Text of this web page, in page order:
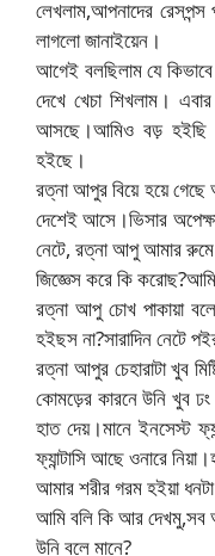
লেখলাম,আপনাদের
লাগলো জানাইয়েন।
আগেই বলছিলাম যে
দেখে খেচা শিখলাম।
আসছে।আমিও বড় হইছি
হইছে।
রত্না আপুর বিয়ে হয়ে
দেশেই আসে।ভিসার
নেটে, রত্না আপু আমার
জিজ্ঞেস করে কি
রত্না আপু চোখ পাকায়া
হইছস না?সারাদিন নেটে
রত্না আপুর চেহারাটা খুব
কোমড়ের কারনে উনি খুব
হাত দেয়।মানে ইনসেস্ট
ফ্যান্টাসি আছে ওনারে
আমার শরীর গরম হইয়া
আমি বলি কি আর
উনি বলে মানে?